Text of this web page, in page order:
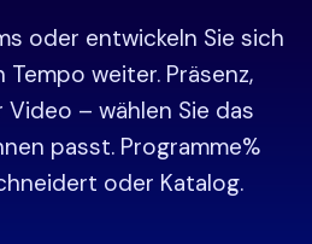
oder entwickeln Sie sich
Tempo weiter. Präsenz,
– wählen Sie das
passt. Programme%
oder Katalog.